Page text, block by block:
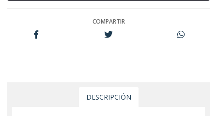
COMPARTIR
DESCRIPCIÓN